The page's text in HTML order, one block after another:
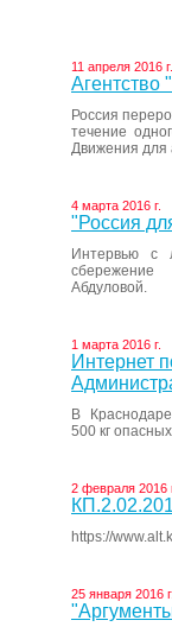
11 апреля 2016 г.
Агентство
Россия
течение
Движения для
4 марта 2016 г.
"Россия
Интервью с
Абдуловой.
1 марта 2016 г.
Интернет
В
500 кг
2 февраля 2016
https://
25 января 2016 г.